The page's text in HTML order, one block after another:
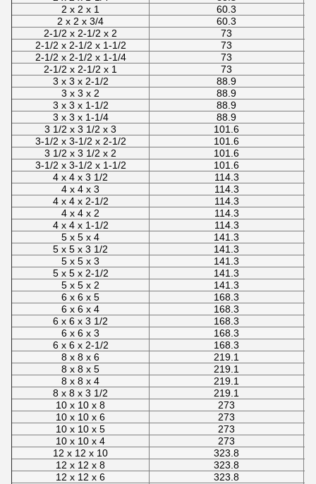
2 x 2 x 1
60.3
2 x 2 x 3/4
60.3
2-1/2 x 2-1/2 x 2
73
2-1/2 x 2-1/2 x 1-1/2
73
2-1/2 x 2-1/2 x 1-1/4
73
2-1/2 x 2-1/2 x 1
73
3 x 3 x 2-1/2
88.9
3 x 3 x 2
88.9
3 x 3 x 1-1/2
88.9
3 x 3 x 1-1/4
88.9
3 1/2 x 3 1/2 x 3
101.6
3-1/2 x 3-1/2 x 2-1/2
101.6
3 1/2 x 3 1/2 x 2
101.6
3-1/2 x 3-1/2 x 1-1/2
101.6
4 x 4 x 3 1/2
114.3
4 x 4 x 3
114.3
4 x 4 x 2-1/2
114.3
4 x 4 x 2
114.3
4 x 4 x 1-1/2
114.3
5 x 5 x 4
141.3
5 x 5 x 3 1/2
141.3
5 x 5 x 3
141.3
5 x 5 x 2-1/2
141.3
5 x 5 x 2
141.3
6 x 6 x 5
168.3
6 x 6 x 4
168.3
6 x 6 x 3 1/2
168.3
6 x 6 x 3
168.3
6 x 6 x 2-1/2
168.3
8 x 8 x 6
219.1
8 x 8 x 5
219.1
8 x 8 x 4
219.1
8 x 8 x 3 1/2
219.1
10 x 10 x 8
273
10 x 10 x 6
273
10 x 10 x 5
273
10 x 10 x 4
273
12 x 12 x 10
323.8
12 x 12 x 8
323.8
12 x 12 x 6
323.8